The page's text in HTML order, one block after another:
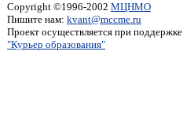
Copyright ©1996-2002 МЦНМО
Пишите нам: kvant@mccme.ru
Проект осуществляется при поддержке
"Курьер образования"